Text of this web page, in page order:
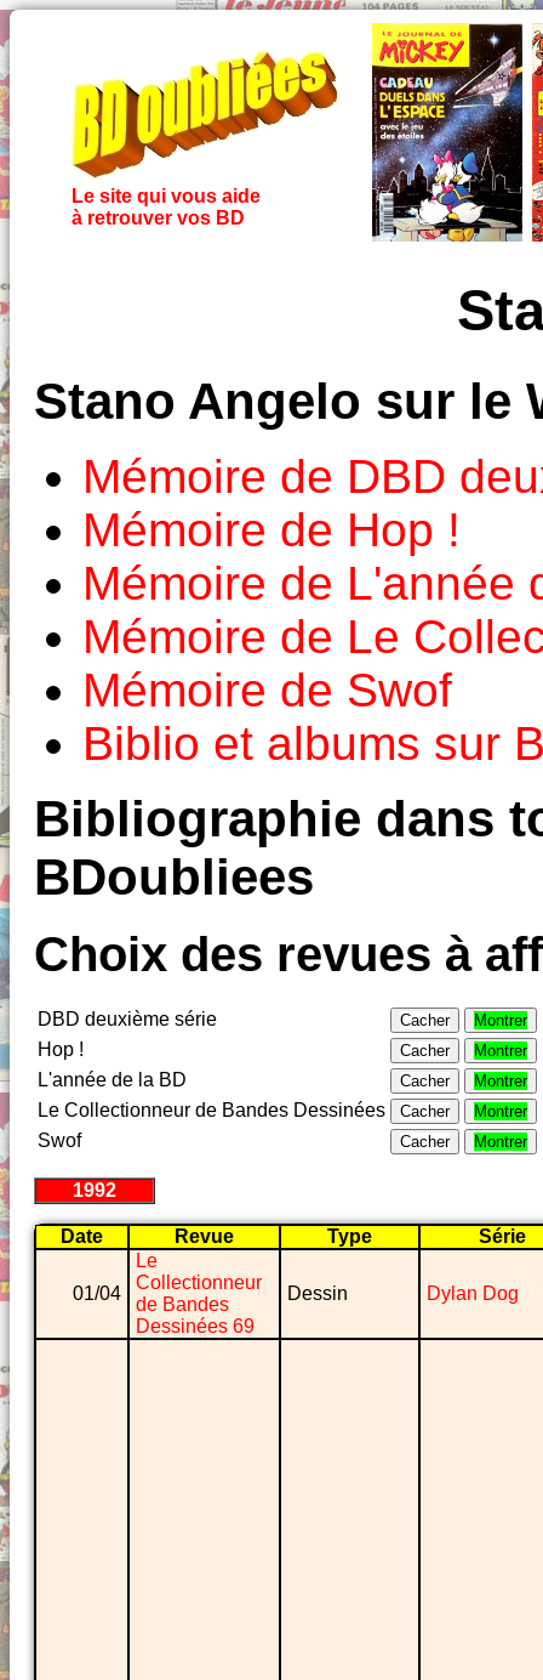
Le site qui vous aide
à retrouver vos BD
Stano Angelo sur le
Mémoire de DBD
Mémoire de Hop !
Mémoire de L'année
Mémoire de Le
Mémoire de Swof
Biblio et albums sur
Bibliographie dans
BDoubliees
Choix des revues à
DBD deuxième série Cacher Montrer
Hop ! Cacher Montrer
L'année de la BD Cacher Montrer
Le Collectionneur de Bandes Dessinées Cacher Montrer
Swof Cacher Montrer
1992
Date Revue Type Série
01/04
Le
Collectionneur
de Bandes
Dessinées 69
Dessin Dylan Dog